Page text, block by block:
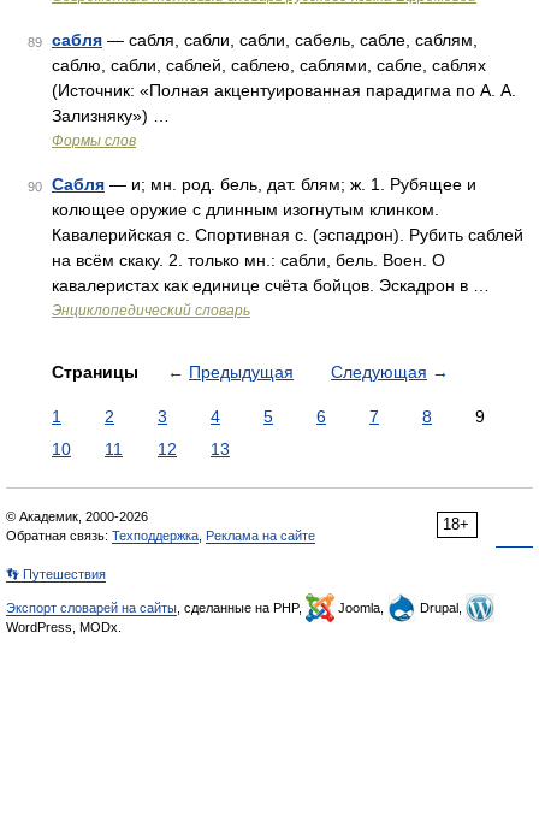
89 сабля — сабля, сабли, сабли, сабель, сабле, саблям,
саблю, сабли, саблей, саблею, саблями, сабле, саблях
(Источник: «Полная акцентуированная парадигма по А. А.
Зализняку») …
Формы слов
90 Сабля — и; мн. род. бель, дат. блям; ж. 1. Рубящее и
колющее оружие с длинным изогнутым клинком.
Кавалерийская с. Спортивная с. (эспадрон). Рубить саблей
на всём скаку. 2. только мн.: сабли, бель. Воен. О
кавалеристах как единице счёта бойцов. Эскадрон в …
Энциклопедический словарь
Страницы ← Предыдущая Следующая →
1 2 3 4 5 6 7 8
9
10
11 12 13
18+
© Академик, 2000-2026
Обратная связь: Техподдержка Реклама на сайте
👣 Путешествия
Экспорт словарей на сайты , сделанные на PHP, Joomla,
Drupal,
WordPress, MODx.